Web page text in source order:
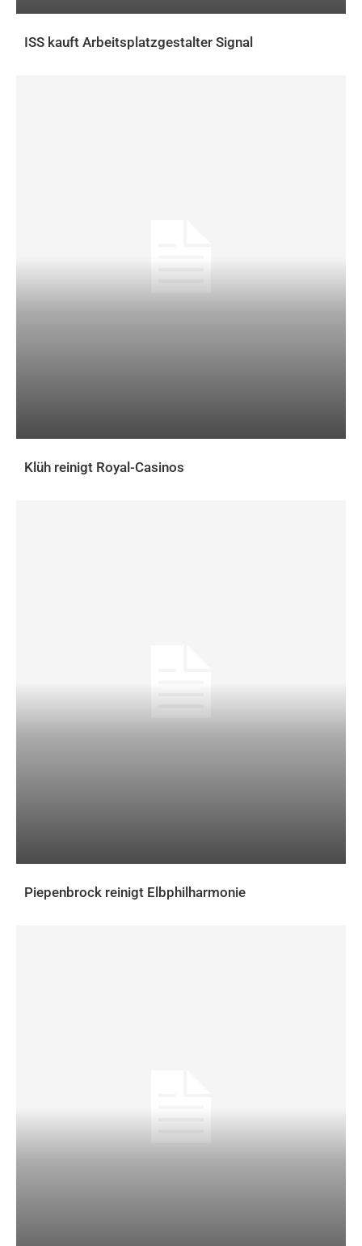
ISS kauft Arbeitsplatzgestalter Signal
Klüh reinigt Royal-Casinos
Piepenbrock reinigt Elbphilharmonie